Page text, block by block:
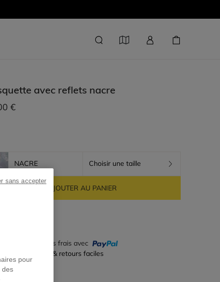
avec reflets nacre
€
NACRE Choisir une taille
AJOUTER AU PANIER
en 4 fois sans frais avec
sécurisé & retours faciles
pour
des
sans accepter